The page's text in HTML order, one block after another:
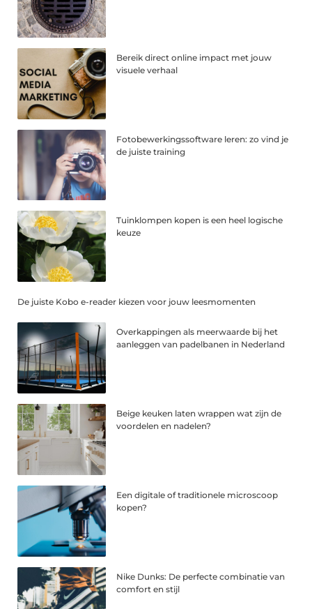
Bereik direct online impact met jouw
visuele verhaal
Fotobewerkingssoftware leren: zo vind je
de juiste training
Tuinklompen kopen is een heel logische
keuze
De juiste Kobo e-reader kiezen voor jouw leesmomenten
Overkappingen als meerwaarde bij het
aanleggen van padelbanen in Nederland
Beige keuken laten wrappen wat zijn de
voordelen en nadelen?
Een digitale of traditionele microscoop
kopen?
Nike Dunks: De perfecte combinatie van
comfort en stijl